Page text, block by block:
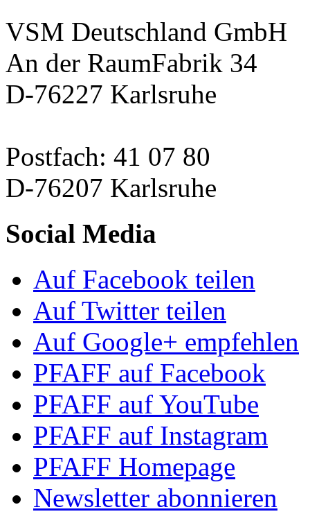
VSM Deutschland GmbH
An der RaumFabrik 34
D-76227 Karlsruhe
Postfach: 41 07 80
D-76207 Karlsruhe
Social Media
Auf Facebook teilen
Auf Twitter teilen
Auf Google+ empfehlen
PFAFF auf Facebook
PFAFF auf YouTube
PFAFF auf Instagram
PFAFF Homepage
Newsletter abonnieren